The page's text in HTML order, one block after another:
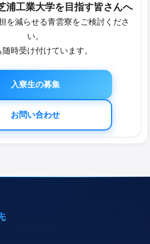
浦工業大学を​目指す皆さん​へ
を減らせる青雲寮をご検討くださ
い。
随時受け付けています。
入寮生の募集
お問い合わせ